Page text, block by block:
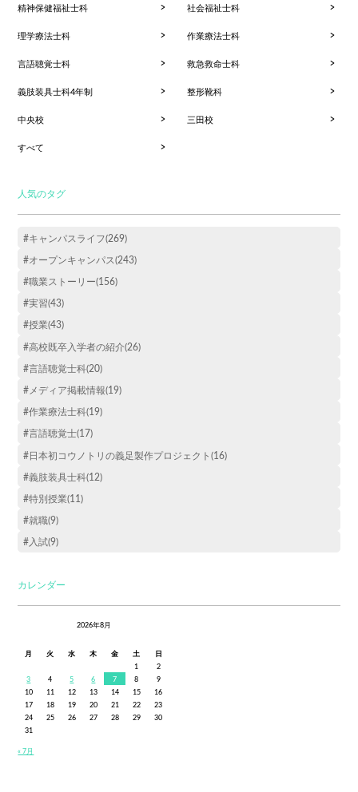
精神保健福祉士科 社会福祉士科
理学療法士科 作業療法士科
言語聴覚士科 救急救命士科
義肢装具士科4年制 整形靴科
中央校 三田校
すべて
人気のタグ
#キャンパスライフ(269)
#オープンキャンパス(243)
#職業ストーリー(156)
#実習(43)
#授業(43)
#高校既卒入学者の紹介(26)
#言語聴覚士科(20)
#メディア掲載情報(19)
#作業療法士科(19)
#言語聴覚士(17)
#日本初コウノトリの義足製作プロジェクト(16)
#義肢装具士科(12)
#特別授業(11)
#就職(9)
#入試(9)
カレンダー
2026年8月
月 火 水 木 金 土
日
1
2
3
4 5 6 7 8
9
10
11 12 13 14 15
16
17
18 19 20 21 22
23
24
25 26 27 28 29
30
31
« 7月